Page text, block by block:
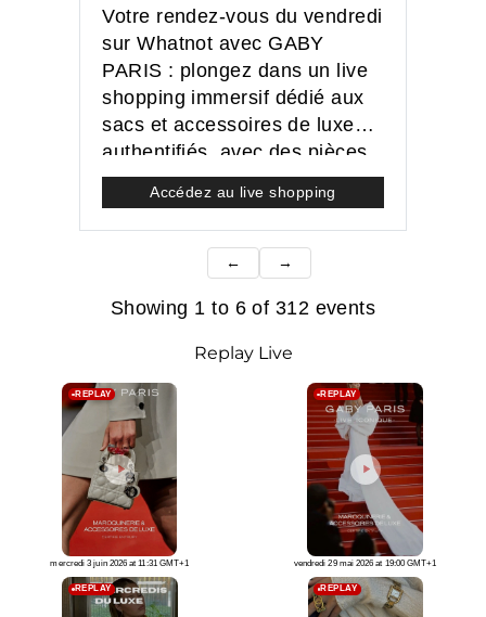
Votre rendez-vous du vendredi
sur Whatnot avec GABY
PARIS : plongez dans un live
shopping immersif dédié aux
sacs et accessoires de luxe
authentifiés, avec des pièces
d’exception et des enchères
exclusives.
Accédez au live shopping
Showing 1 to 6 of 312 events
Replay Live
REPLAY
mercredi 3 juin 2026 at 11:31 GMT+1
REPLAY
vendredi 29 mai 2026 at 19:00 GMT+1
REPLAY REPLAY